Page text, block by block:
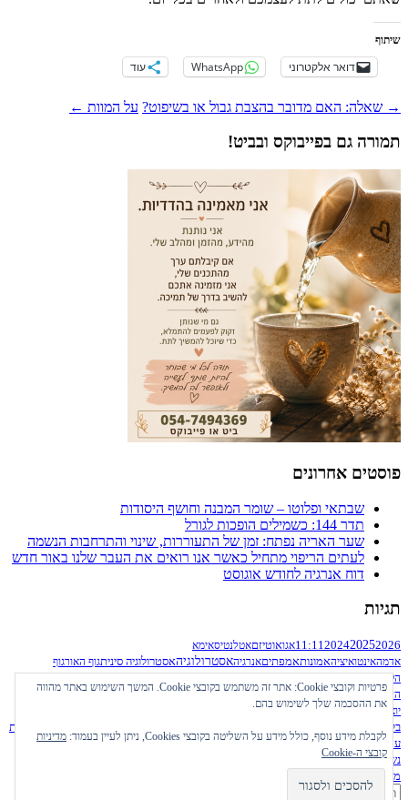
שיתוף
דואר אלקטרוני WhatsApp עוד
ניווט
פוסטים
→ שאלה: האם מדובר בהצבת גבול או בשיפוט? על המוות ←
תמורה גם בפייבוקס ובביט!
פוסטים אחרונים
שבתאי ופלוטו – שומר המבנה וחושף היסודות
תדר 144: כשמילים הופכות לגורל
שער האריה נפתח: זמן של התעוררות, שינוי והתרחבות הנשמה
לעתים הריפוי מתחיל כאשר אנו רואים את העבר שלנו באור חדש
דוח אנרגיה לחודש אוגוסט
תגיות
11:11202420252026 אגואוטיזםאטלנטיסאימא
אדמהאינטואיציהאמונותאמפתיםאנרגיהאסטרולוגיהאסטרולוגיה סיניתגוף האורגוף
הקריסטל דוח אנרגיה הממד החמישי
השישיהממד השלישיהעצמה נשיתהרשומות האקאשיותהשראה התעלותזכויות
יוצריםחלומותידע רוחנייום ההיפוךיום השוויון
בלבד
נשמות
עתיקות סליחה סמלים סאביאניםסערות סולריותעבודה רוחנית עובדי אורעוצמה
נשיתפילוסופיה רוחנית
מעשית
חיפוש:
פרטיות וקובצי Cookie: אתר זה משתמש בקובצי Cookie. המשך השימוש באתר מהווה
את ההסכמה שלך לשימוש בהם.
לקבלת מידע נוסף, כולל מידע על השליטה בקובצי Cookies, ניתן לעיין בעמוד:
מדיניות
קובצי ה-Cookie